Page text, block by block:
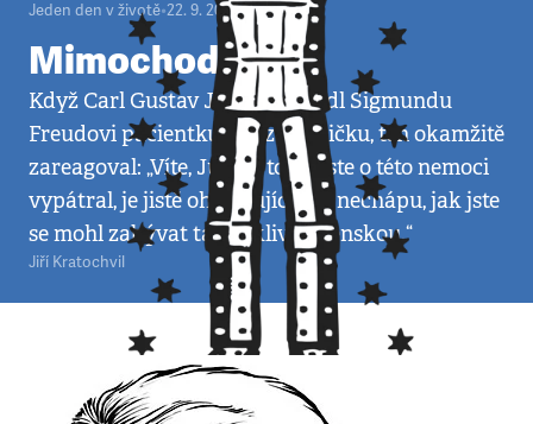
Jeden den v životě•22. 9. 2007•3minuty
Mimochodem
Když Carl Gustav Jung předvedl Sigmundu
Freudovi pacientku schizofreničku, ten okamžitě
zareagoval: „Víte, Jungu, to, co jste o této nemoci
vypátral, je jistě ohromující, jen nechápu, jak jste
se mohl zabývat tak ošklivou ženskou.“
Jiří Kratochvil